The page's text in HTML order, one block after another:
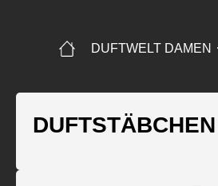
DUFTWELT DAMEN